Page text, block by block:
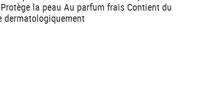
la peau Au parfum frais Contient du
dermatologiquement